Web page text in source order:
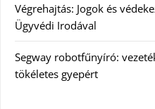
Végrehajtás: Jogok és
Ügyvédi Irodával
Segway robotfűnyíró:
tökéletes gyepért